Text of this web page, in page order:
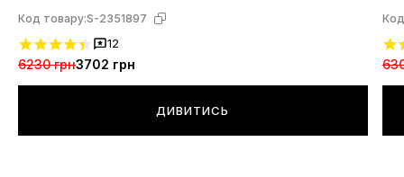
Код товару:S-2351897
12
6230 грн3702 грн
ДИВИТИСЬ